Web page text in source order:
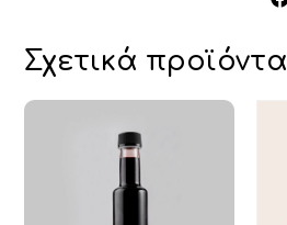
Σχετικά προϊόντα